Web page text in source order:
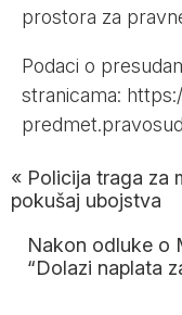
prostora za
Podaci o
stranicama:
« Policija traga za
pokušaj ubojstva
Nakon odluke o
“Dolazi naplata